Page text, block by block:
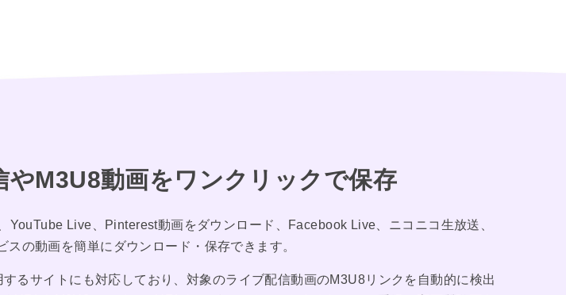
M3U8動画をワンクリックで保存
Live、Pinterest動画をダウンロード、Facebook Live、ニコニコ生放送、
の動画を簡単にダウンロード・保存できます。
るサイトにも対応しており、対象のライブ配信動画のM3U8リンクを自動的に検出